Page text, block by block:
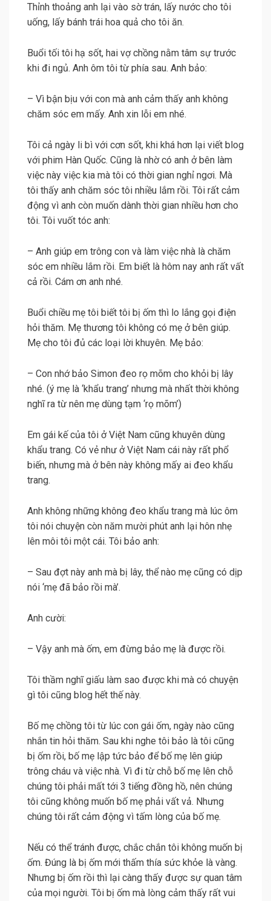
Thỉnh thoảng anh lại vào sờ trán, lấy nước cho tôi
uống, lấy bánh trái hoa quả cho tôi ăn.
Buổi tối tôi hạ sốt, hai vợ chồng nằm tâm sự trước
khi đi ngủ. Anh ôm tôi từ phía sau. Anh bảo:
– Vì bận bịu với con mà anh cảm thấy anh không
chăm sóc em mấy. Anh xin lỗi em nhé.
Tôi cả ngày li bì với cơn sốt, khi khá hơn lại viết blog
với phim Hàn Quốc. Cũng là nhờ có anh ở bên làm
việc này việc kia mà tôi có thời gian nghỉ ngơi. Mà
tôi thấy anh chăm sóc tôi nhiều lắm rồi. Tôi rất cảm
động vì anh còn muốn dành thời gian nhiều hơn cho
tôi. Tôi vuốt tóc anh:
– Anh giúp em trông con và làm việc nhà là chăm
sóc em nhiều lắm rồi. Em biết là hôm nay anh rất vất
cả rồi. Cám ơn anh nhé.
Buổi chiều mẹ tôi biết tôi bị ốm thì lo lắng gọi điện
hỏi thăm. Mẹ thương tôi không có mẹ ở bên giúp.
Mẹ cho tôi đủ các loại lời khuyên. Mẹ bảo:
– Con nhớ bảo Simon đeo rọ mõm cho khỏi bị lây
nhé. (ý mẹ là ‘khẩu trang’ nhưng mà nhất thời không
nghĩ ra từ nên mẹ dùng tạm ‘rọ mõm’)
Em gái kế của tôi ở Việt Nam cũng khuyên dùng
khẩu trang. Có vẻ như ở Việt Nam cái này rất phổ
biến, nhưng mà ở bên này không mấy ai đeo khẩu
trang.
Anh không những không đeo khẩu trang mà lúc ôm
tôi nói chuyện còn năm mười phút anh lại hôn nhẹ
lên môi tôi một cái. Tôi bảo anh:
– Sau đợt này anh mà bị lây, thể nào mẹ cũng có dịp
nói ‘mẹ đã bảo rồi mà’.
Anh cười:
– Vậy anh mà ốm, em đừng bảo mẹ là được rồi.
Tôi thầm nghĩ giấu làm sao được khi mà có chuyện
gì tôi cũng blog hết thế này.
Bố mẹ chồng tôi từ lúc con gái ốm, ngày nào cũng
nhắn tin hỏi thăm. Sau khi nghe tôi bảo là tôi cũng
bị ốm rồi, bố mẹ lập tức bảo để bố mẹ lên giúp
trông cháu và việc nhà. Vì đi từ chỗ bố mẹ lên chỗ
chúng tôi phải mất tới 3 tiếng đồng hồ, nên chúng
tôi cũng không muốn bố mẹ phải vất vả. Nhưng
chúng tôi rất cảm động vì tấm lòng của bố mẹ.
Nếu có thể tránh được, chắc chắn tôi không muốn bị
ốm. Đúng là bị ốm mới thấm thía sức khỏe là vàng.
Nhưng bị ốm rồi thì lại càng thấy được sự quan tâm
của mọi người. Tôi bị ốm mà lòng cảm thấy rất vui